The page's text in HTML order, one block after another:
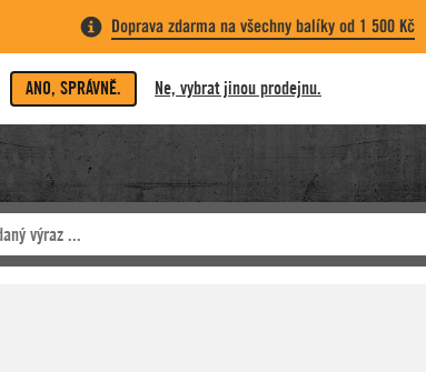
Doprava zdarma na všechny balíky od 1 500 Kč
ANO, SPRÁVNĚ. Ne, vybrat jinou prodejnu.